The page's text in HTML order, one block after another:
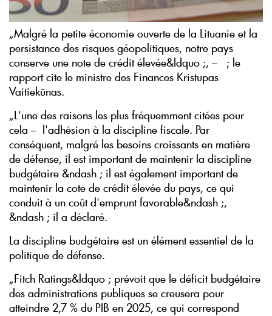
„Malgré la petite économie ouverte de la Lituanie et la
persistance des risques géopolitiques, notre pays
conserve une note de crédit élevée&ldquo ;, – ; le
rapport cite le ministre des Finances Kristupas
Vaitiekūnas.
„L'une des raisons les plus fréquemment citées pour
cela – l'adhésion à la discipline fiscale. Par
conséquent, malgré les besoins croissants en matière
de défense, il est important de maintenir la discipline
budgétaire &ndash ; il est également important de
maintenir la cote de crédit élevée du pays, ce qui
conduit à un coût d'emprunt favorable&ndash ;,
&ndash ; il a déclaré.
La discipline budgétaire est un élément essentiel de la
politique de défense.
„Fitch Ratings&ldquo ; prévoit que le déficit budgétaire
des administrations publiques se creusera pour
atteindre 2,7 % du PIB en 2025, ce qui correspond